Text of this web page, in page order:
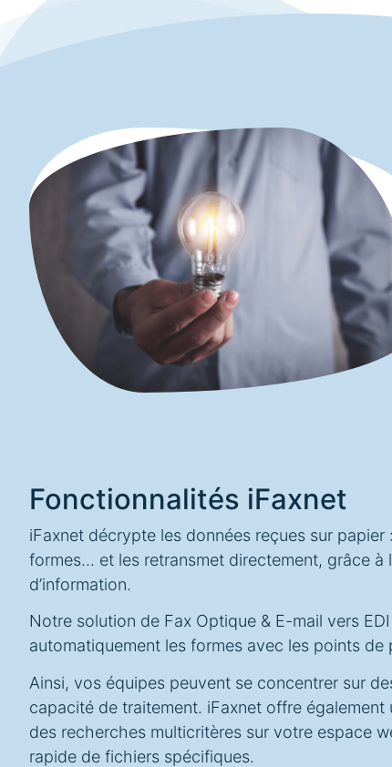
Fonctionnalités iFaxnet
iFaxnet décrypte les données reçues sur
formes… et les retransmet directement, grâce à
d’information.
Notre solution de Fax Optique & E-mail vers
automatiquement les formes avec les points de
Ainsi, vos équipes peuvent se concentrer sur
capacité de traitement. iFaxnet offre
des recherches multicritères sur votre espace
rapide de fichiers spécifiques.